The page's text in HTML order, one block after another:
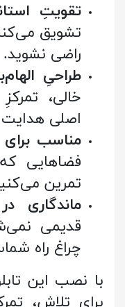
تقویتِ
تشویق
راضی نشوید.
طراحیِ
خالی،
اصلی
مناسب
فضاهایی
تمرین
ماندگاری
قدیمی
چراغ راه
با نصب این
برای تلاش،